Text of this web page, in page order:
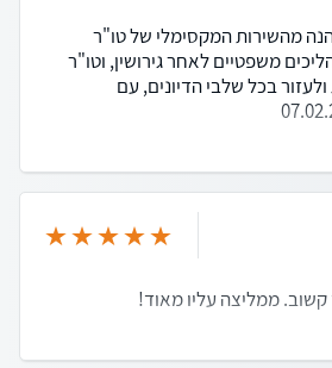
מהשירות המקסימלי של טו"ר
משפטיים לאחר גירושין, וטו"ר
בכל שלבי הדיונים, עם
ממליצה עליו מאוד!